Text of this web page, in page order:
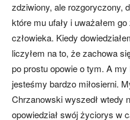
zdziwiony, ale rozgoryczony,
które mu ufały i uważałem
człowieka. Kiedy
liczyłem na to, że zachowa
po prostu opowie o tym. A
jesteśmy bardzo miłosierni.
Chrzanowski wyszedł wtedy
opowiedział swój życiorys w